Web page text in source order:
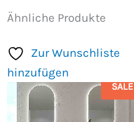
Ähnliche Produkte
Zur Wunschliste
hinzufügen
SALE